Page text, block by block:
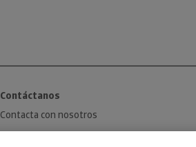
Contáctanos
Contacta con nosotros